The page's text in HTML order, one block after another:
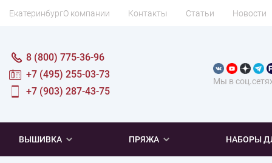
ЕкатеринбургО компании Контакты Статьи Новости
Мы в
8 (800) 775-36-96
+7 (495) 255-03-73
+7 (903) 287-43-75
ВЫШИВКА ПРЯЖА НАБОРЫ